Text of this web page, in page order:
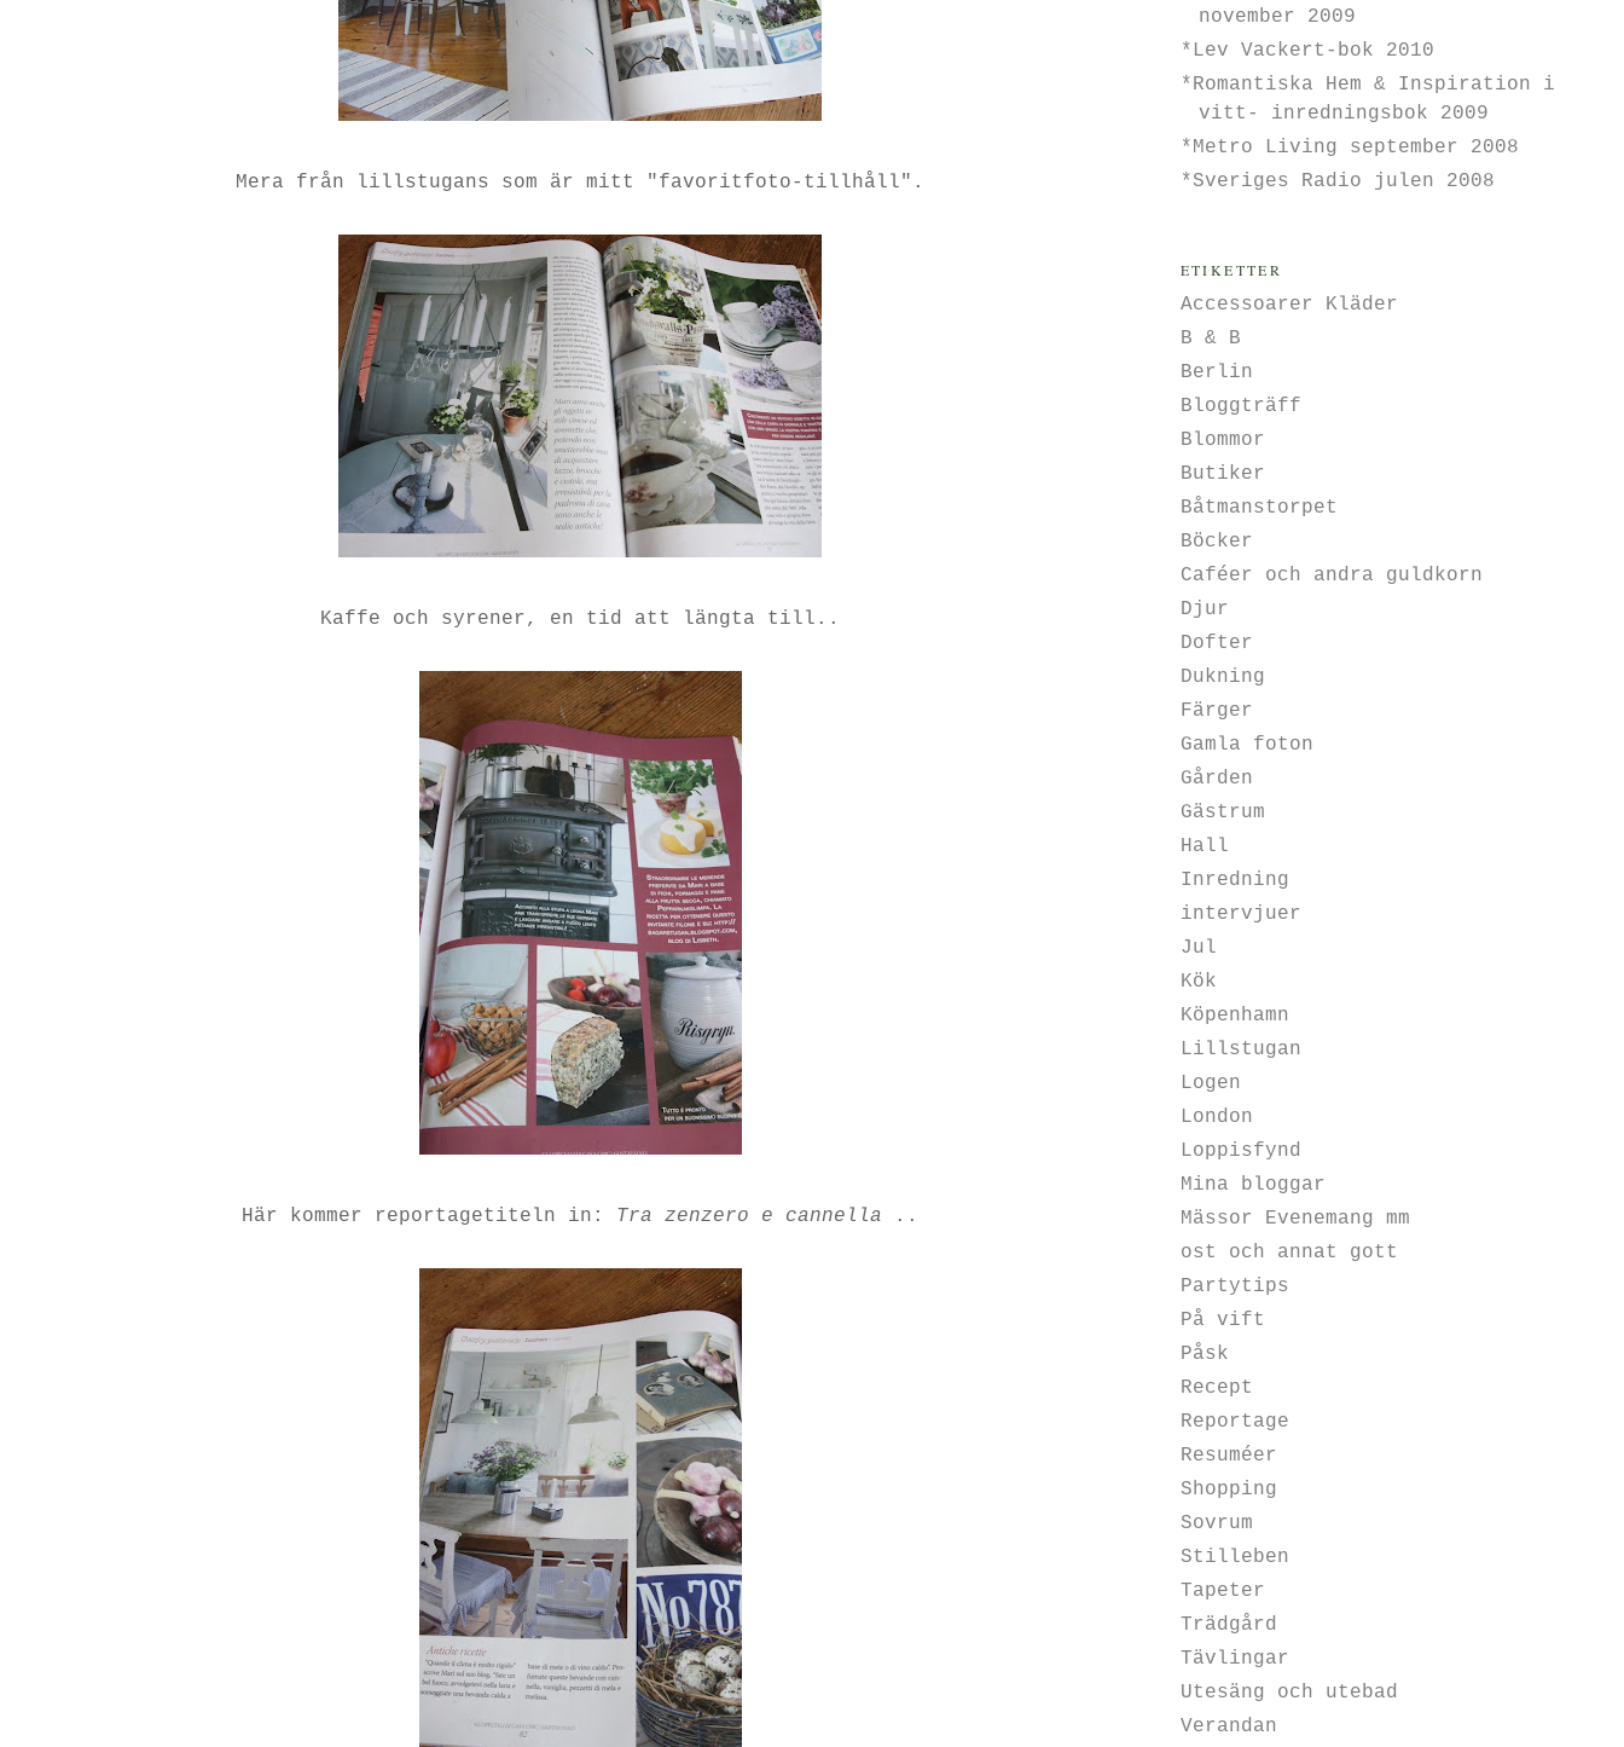
Mera från lillstugans som är mitt "favoritfoto-tillhåll".
Kaffe och syrener, en tid att längta till..
Här kommer reportagetiteln in: Tra zenzero e cannella ..
november 2009
*Lev Vackert-bok 2010
*Romantiska Hem & Inspiration i
vitt- inredningsbok 2009
*Metro Living september 2008
*Sveriges Radio julen 2008
ETIKETTER
Accessoarer Kläder
B & B
Berlin
Bloggträff
Blommor
Butiker
Båtmanstorpet
Böcker
Caféer och andra guldkorn
Djur
Dofter
Dukning
Färger
Gamla foton
Gården
Gästrum
Hall
Inredning
intervjuer
Jul
Kök
Köpenhamn
Lillstugan
Logen
London
Loppisfynd
Mina bloggar
Mässor Evenemang mm
ost och annat gott
Partytips
På vift
Påsk
Recept
Reportage
Resuméer
Shopping
Sovrum
Stilleben
Tapeter
Trädgård
Tävlingar
Utesäng och utebad
Verandan